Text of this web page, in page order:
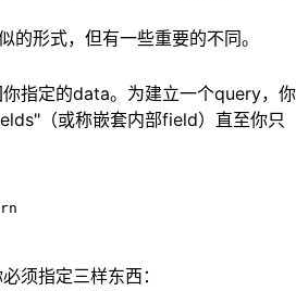
形式，但有一些重要的不同。
指定的data。为建立一个query，你
（或称嵌套内部field）直至你只
须指定三样东西：